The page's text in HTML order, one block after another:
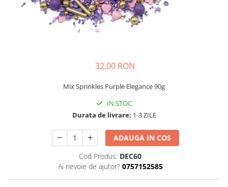
32,00 RON
Mix Sprinkles Purple Elegance 90g
IN STOC
Durata de livrare: 1-3 ZILE
ADAUGA IN COS
Cod Produs: DEC60
Ai nevoie de ajutor? 0757152585